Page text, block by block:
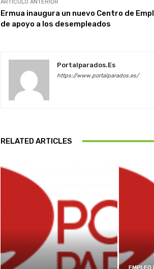
ARTÍCULO ANTERIOR
Ermua inaugura un nuevo Centro de
de apoyo a los desempleados
Portalparados.es
https://www.portalparados.es/
RELATED ARTICLES
EMPLEO